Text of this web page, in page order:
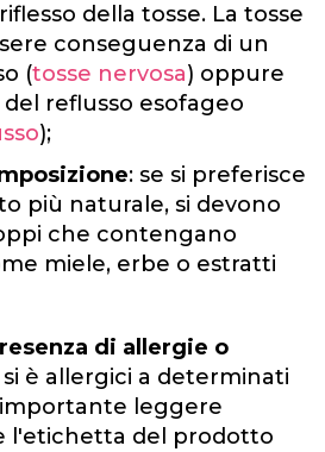
della tosse. La tosse
conseguenza di un
(tosse nervosa) oppure
reflusso esofageo
);
: se si preferisce
più naturale, si devono
che contengano
miele, erbe o estratti
di allergie o
si è allergici a determinati
leggere
l'etichetta del prodotto